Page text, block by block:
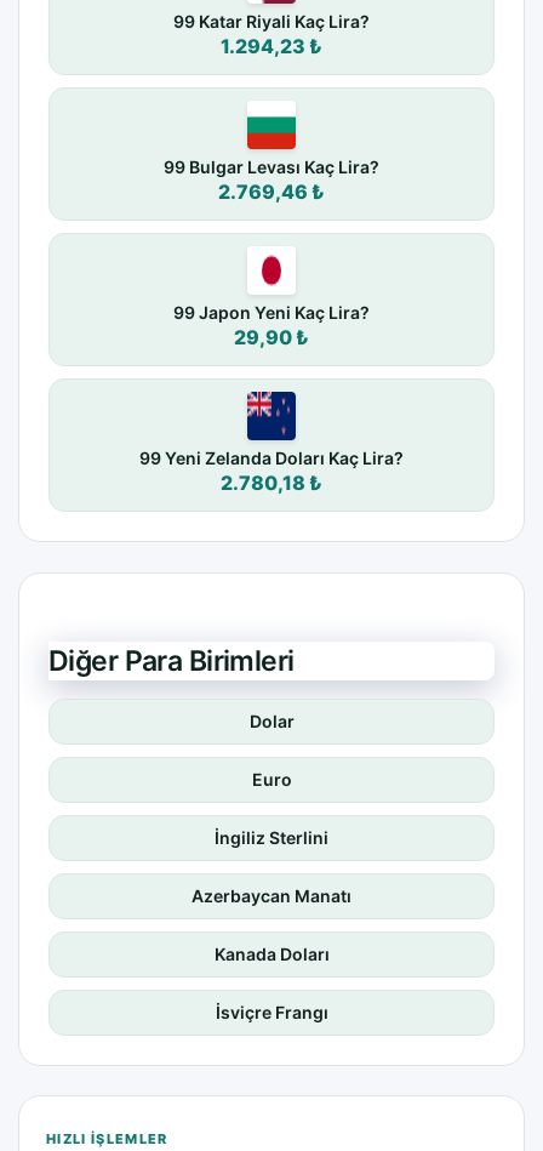
99 Katar Riyali Kaç Lira?
1.294,23 ₺
99 Bulgar Levası Kaç Lira?
2.769,46 ₺
99 Japon Yeni Kaç Lira?
29,90 ₺
99 Yeni Zelanda Doları Kaç Lira?
2.780,18 ₺
Diğer Para Birimleri
Dolar
Euro
İngiliz Sterlini
Azerbaycan Manatı
Kanada Doları
İsviçre Frangı
HIZLI IŞLEMLER